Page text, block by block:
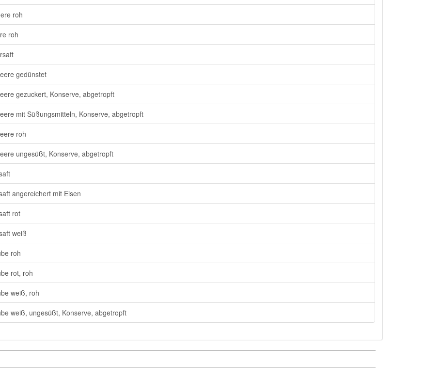
roh
roh
gedünstet
gezuckert, Konserve, abgetropft
mit Süßungsmitteln, Konserve, abgetropft
roh
ungesüßt, Konserve, abgetropft
angereichert mit Eisen
rot
weiß
roh
rot, roh
weiß, roh
weiß, ungesüßt, Konserve, abgetropft